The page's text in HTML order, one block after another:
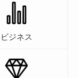
ビジネス